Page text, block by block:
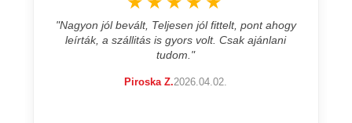
fittelt, pont ahogy
Csak ajánlani
"Kiváló, Jó minőségű termék,passzolt a
vásárolt roller újabb zárszerkezetéhez,
állással lehet kinyitni. Könnyen fel lehetett
Péter B.